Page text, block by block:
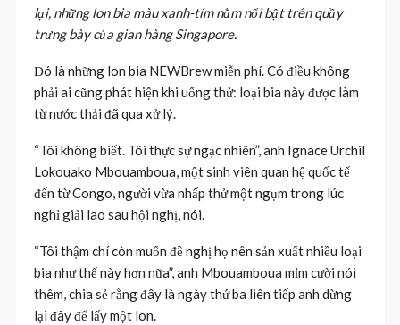
lại, những lon bia màu xanh-tím nằm nổi bật trên quầy
trưng bày của gian hàng Singapore.
Đó là những lon bia NEWBrew miễn phí. Có điều không
phải ai cũng phát hiện khi uống thử: loại bia này được làm
từ nước thải đã qua xử lý.
“Tôi không biết. Tôi thực sự ngạc nhiên”, anh Ignace Urchil
Lokouako Mbouamboua, một sinh viên quan hệ quốc tế
đến từ Congo, người vừa nhấp thử một ngụm trong lúc
nghỉ giải lao sau hội nghị, nói.
“Tôi thậm chí còn muốn đề nghị họ nên sản xuất nhiều loại
bia như thế này hơn nữa”, anh Mbouamboua mỉm cười nói
thêm, chia sẻ rằng đây là ngày thứ ba liên tiếp anh dừng
lại đây để lấy một lon.